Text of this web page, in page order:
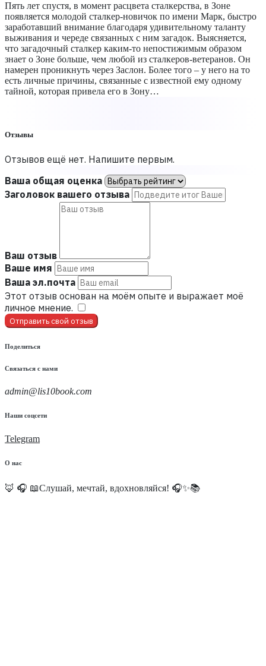
Пять лет спустя, в момент расцвета сталкерства, в Зоне
появляется молодой сталкер-новичок по имени Марк, быстро
заработавший внимание благодаря удивительному таланту
выживания и череде связанных с ним загадок. Выясняется,
что загадочный сталкер каким-то непостижимым образом
знает о Зоне больше, чем любой из сталкеров-ветеранов. Он
намерен проникнуть через Заслон. Более того – у него на то
есть личные причины, связанные с известной ему одному
тайной, которая привела его в Зону…
Отзывы
Отзывов ещё нет. Напишите первым.
Ваша общая оценка
Заголовок вашего отзыва
Ваш отзыв
Ваше имя
Ваша эл.почта
Этот отзыв основан на моём опыте и выражает моё
личное мнение.
Отправить свой отзыв
Поделиться
Связаться с нами
admin@lis10book.com
Наши соцсети
Telegram
О нас
🦊 🎧 📖Слушай, мечтай, вдохновляйся! 🎧✨📚